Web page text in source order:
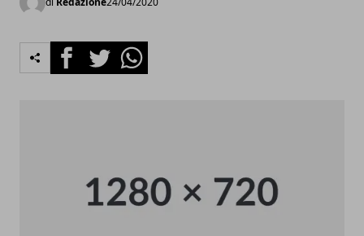
FacebookTwitterWhatsapp